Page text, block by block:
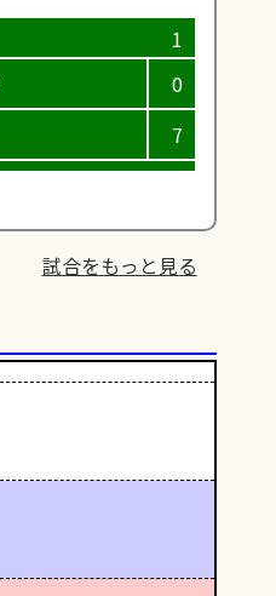
0
7
試合をもっと見る